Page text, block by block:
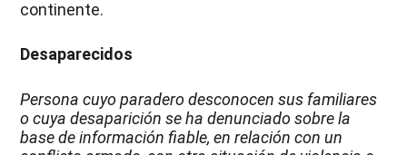
continente.
Desaparecidos
Persona cuyo paradero desconocen sus familiares
o cuya desaparición se ha denunciado sobre la
base de información fiable, en relación con un